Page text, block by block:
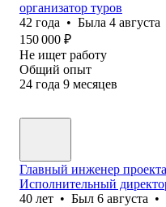
организатор туров
42 года • Была 4 августа
150 000 ₽
Не ищет работу
Общий опыт
24 года 9 месяцев
Главный инженер
Исполнительный
40 лет • Был 6 августа •